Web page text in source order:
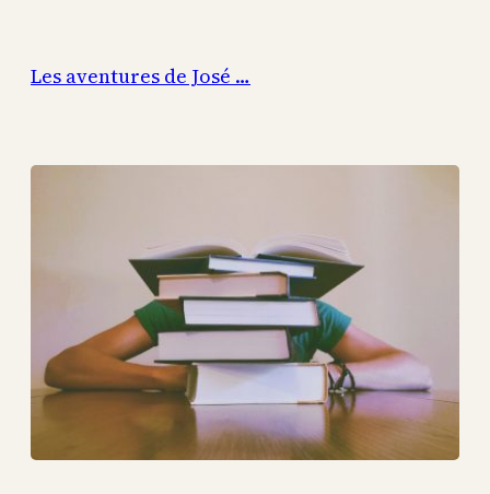
contenu
Les aventures de José …